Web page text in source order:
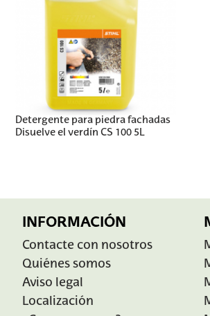
Detergente para piedra fachadas
Disuelve el verdín CS 100 5L
INFORMACIÓN
Contacte con nosotros
Quiénes somos
Aviso legal
Localización